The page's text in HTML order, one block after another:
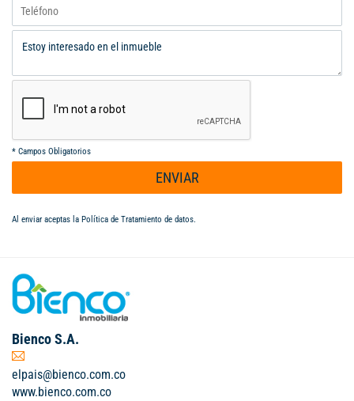
* Campos Obligatorios
ENVIAR
Al enviar aceptas la Política de Tratamiento de datos.
Bienco S.A.
elpais@bienco.com.co
www.bienco.com.co